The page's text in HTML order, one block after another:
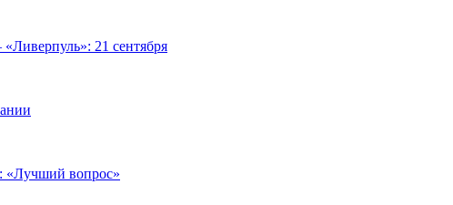
21 сентября
«Лучший вопрос»